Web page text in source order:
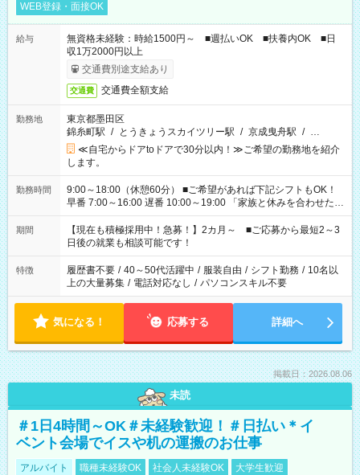
WEB登録・面接OK
給与
無資格未経験：時給1500円～ ■週払いOK ■扶養内OK ■日
収1万2000円以上
交通費別途支給あり
交通費 交通費全額支給
勤務地
東京都墨田区
錦糸町駅 / とうきょうスカイツリー駅 / 京成曳舟駅 / …
≪自宅からドアtoドアで30分以内！≫ご希望の勤務地を紹介
します。
勤務時間
9:00～18:00（休憩60分） ■ご希望があれば下記シフトもOK！
早番 7:00～16:00 遅番 10:00～19:00 「家族と休みを合わせた
い」 「余裕を持って夕飯の準備がしたい」 「できれば残業はし
たくない」 など、ご希望を教えてくださいね。 ※Wワーク希望
の方へ 今ご覧のお仕事で希望する勤務時間と、もう1つのお仕事
の勤務時間。 合計で週40時間を超える場合は応募できません。
期間
【現在も積極採用中！急募！】2カ月～ ■ご応募から最短2～3
日後の就業も相談可能です！
特徴 履歴書不要 / 40～50代活躍中 / 服装自由 / シフト勤務 / 10名以
上の大量募集 / 電話対応なし / パソコンスキル不要
気になる！ 応募する 詳細へ
掲載日：2026.08.06
未読
＃1日4時間～OK＃未経験歓迎！＃日払い＊イ
ベント会場でイスや机の運搬のお仕事
アルバイト 職種未経験OK 社会人未経験OK
大学生歓迎